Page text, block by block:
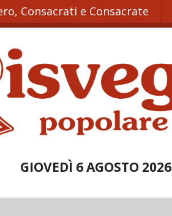
Consacrati e Consacrate
GIOVEDÌ 6 AGOSTO 2026